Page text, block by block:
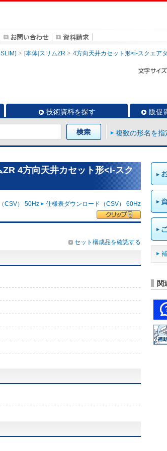
[本体]スリムZR 4方向天井カセット形<i-スクエア
技術資料を探す 販促
複数の形名を指
4方向天井カセット形<i-スク
CSV） 50Hz 仕様表ダウンロード（CSV） 60Hz
セット構成品を確認する
関